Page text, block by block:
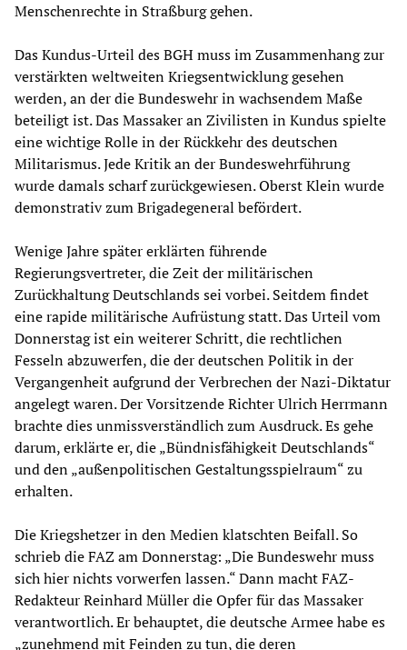
Menschenrechte in Straßburg gehen.
Das Kundus-Urteil des BGH muss im Zusammenhang zur
verstärkten weltweiten Kriegsentwicklung gesehen
werden, an der die Bundeswehr in wachsendem Maße
beteiligt ist. Das Massaker an Zivilisten in Kundus spielte
eine wichtige Rolle in der Rückkehr des deutschen
Militarismus. Jede Kritik an der Bundeswehrführung
wurde damals scharf zurückgewiesen. Oberst Klein wurde
demonstrativ zum Brigadegeneral befördert.
Wenige Jahre später erklärten führende
Regierungsvertreter, die Zeit der militärischen
Zurückhaltung Deutschlands sei vorbei. Seitdem findet
eine rapide militärische Aufrüstung statt. Das Urteil vom
Donnerstag ist ein weiterer Schritt, die rechtlichen
Fesseln abzuwerfen, die der deutschen Politik in der
Vergangenheit aufgrund der Verbrechen der Nazi-Diktatur
angelegt waren. Der Vorsitzende Richter Ulrich Herrmann
brachte dies unmissverständlich zum Ausdruck. Es gehe
darum, erklärte er, die „Bündnisfähigkeit Deutschlands“
und den „außenpolitischen Gestaltungsspielraum“ zu
erhalten.
Die Kriegshetzer in den Medien klatschten Beifall. So
schrieb die FAZ am Donnerstag: „Die Bundeswehr muss
sich hier nichts vorwerfen lassen.“ Dann macht FAZ-
Redakteur Reinhard Müller die Opfer für das Massaker
verantwortlich. Er behauptet, die deutsche Armee habe es
„zunehmend mit Feinden zu tun, die deren